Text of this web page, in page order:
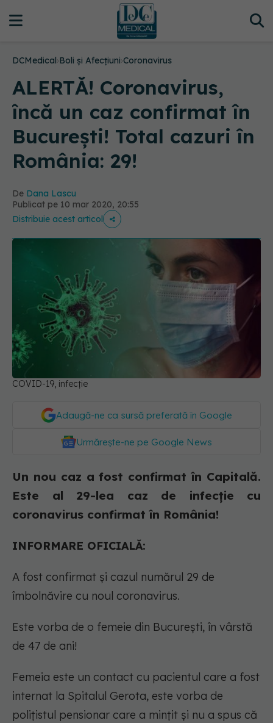
DCMedical›Boli și Afecțiuni›Coronavirus
ALERTĂ! Coronavirus,
încă un caz confirmat în
București! Total cazuri în
România: 29!
De Dana Lascu
Publicat pe 10 mar 2020, 20:55
Distribuie acest articol
COVID-19, infecție
Adaugă-ne ca sursă preferată în Google
Urmărește-ne pe Google News
Un nou caz a fost confirmat în Capitală.
Este al 29-lea caz de infecție cu
coronavirus confirmat în România!
INFORMARE OFICIALĂ:
A fost confirmat și cazul numărul 29 de
îmbolnăvire cu noul coronavirus.
Este vorba de o femeie din București, în vârstă
de 47 de ani!
Femeia este un contact cu pacientul care a fost
internat la Spitalul Gerota, este vorba de
polițistul pensionar care a mințit și nu a spus că